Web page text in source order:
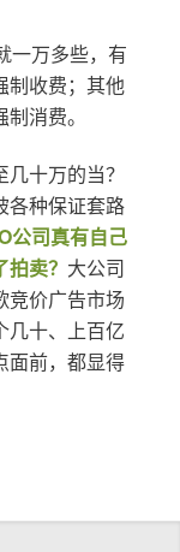
一万多些，有
制收费；其他
消费。
十万的当？
各种保证套路
公司真有自己
卖？ 大公司
竞价广告市场
几十、上百亿
面前，都显得